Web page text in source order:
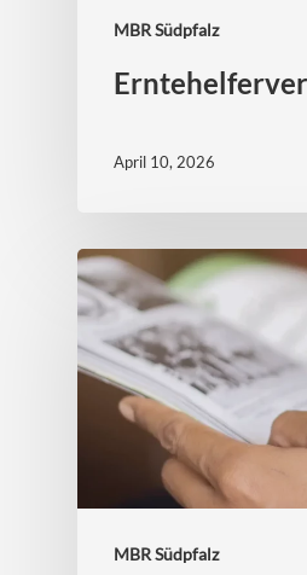
MBR Südpfalz
April 10, 2026
MBR Südpfalz